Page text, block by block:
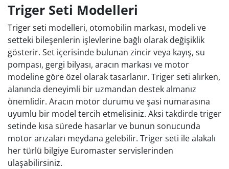
Triger Seti Modelleri
Triger seti modelleri, otomobilin markası, modeli ve
setteki bileşenlerin işlevlerine bağlı olarak değişiklik
gösterir. Set içerisinde bulunan zincir veya kayış, su
pompası, gergi bilyası, aracın markası ve motor
modeline göre özel olarak tasarlanır. Triger seti alırken,
alanında deneyimli bir uzmandan destek almanız
önemlidir. Aracın motor durumu ve şasi numarasına
uyumlu bir model tercih etmelisiniz. Aksi takdirde triger
setinde kısa sürede hasarlar ve bunun sonucunda
motor arızaları meydana gelebilir. Triger seti ile alakalı
her türlü bilgiye Euromaster servislerinden
ulaşabilirsiniz.